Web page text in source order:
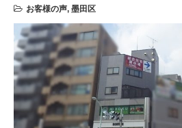
お客様の声, 墨田区